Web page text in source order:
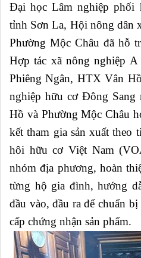
Đại học Lâm nghiệp phối
tỉnh Sơn La, Hội nông dân
Phường Mộc Châu đã hỗ
Hợp tác xã nông nghiệp
Phiêng Ngân, HTX Vân
nghiệp hữu cơ Đông Sang
Hồ và Phường Mộc Châu
kết tham gia sảnxuất theo
hôi hữu cơ Việt Nam
nhóm địa phương, hoàn
từng hộ gia đình, hướng
đầu vào, đầu ra để chuẩn
cấp chứng nhận sản phẩm.